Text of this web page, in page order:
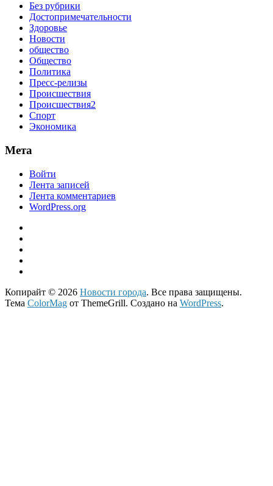
Без рубрики
Достопримечательности
Здоровье
Новости
общество
Общество
Политика
Пресс-релизы
Происшествия
Происшествия2
Спорт
Экономика
Мета
Войти
Лента записей
Лента комментариев
WordPress.org
Копирайт © 2026 Новости города. Все права защищены.
Тема ColorMag от ThemeGrill. Создано на WordPress.